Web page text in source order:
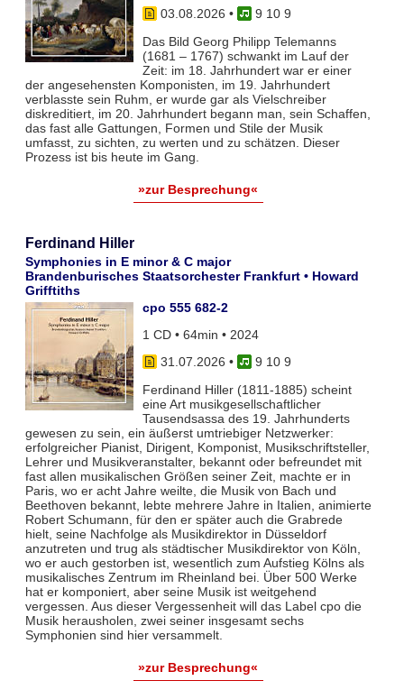
03.08.2026 •
9 10 9
Das Bild Georg Philipp Telemanns
(1681 – 1767) schwankt im Lauf der
Zeit: im 18. Jahrhundert war er einer
der angesehensten Komponisten, im 19. Jahrhundert
verblasste sein Ruhm, er wurde gar als Vielschreiber
diskreditiert, im 20. Jahrhundert begann man, sein Schaffen,
das fast alle Gattungen, Formen und Stile der Musik
umfasst, zu sichten, zu werten und zu schätzen. Dieser
Prozess ist bis heute im Gang.
»zur Besprechung«
Ferdinand Hiller
Symphonies in E minor & C major
Brandenburisches Staatsorchester Frankfurt • Howard
Grifftiths
cpo 555 682-2
1 CD • 64min • 2024
31.07.2026 •
9 10 9
Ferdinand Hiller (1811-1885) scheint
eine Art musikgesellschaftlicher
Tausendsassa des 19. Jahrhunderts
gewesen zu sein, ein äußerst umtriebiger Netzwerker:
erfolgreicher Pianist, Dirigent, Komponist, Musikschriftsteller,
Lehrer und Musikveranstalter, bekannt oder befreundet mit
fast allen musikalischen Größen seiner Zeit, machte er in
Paris, wo er acht Jahre weilte, die Musik von Bach und
Beethoven bekannt, lebte mehrere Jahre in Italien, animierte
Robert Schumann, für den er später auch die Grabrede
hielt, seine Nachfolge als Musikdirektor in Düsseldorf
anzutreten und trug als städtischer Musikdirektor von Köln,
wo er auch gestorben ist, wesentlich zum Aufstieg Kölns als
musikalisches Zentrum im Rheinland bei. Über 500 Werke
hat er komponiert, aber seine Musik ist weitgehend
vergessen. Aus dieser Vergessenheit will das Label cpo die
Musik herausholen, zwei seiner insgesamt sechs
Symphonien sind hier versammelt.
»zur Besprechung«